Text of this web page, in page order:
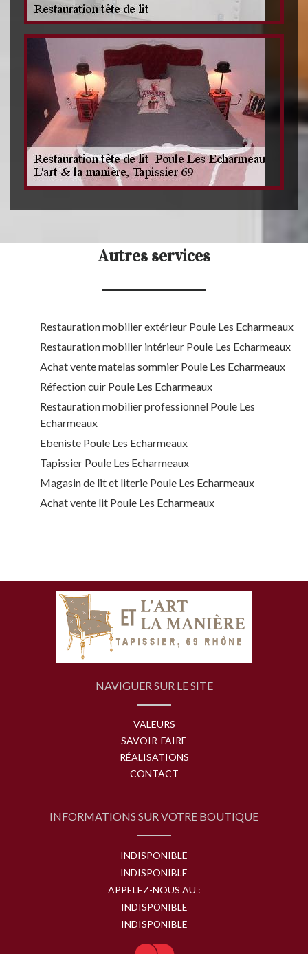
Autres services
Restauration mobilier extérieur Poule Les Echarmeaux
Restauration mobilier intérieur Poule Les Echarmeaux
Achat vente matelas sommier Poule Les Echarmeaux
Réfection cuir Poule Les Echarmeaux
Restauration mobilier professionnel Poule Les
Echarmeaux
Ebeniste Poule Les Echarmeaux
Tapissier Poule Les Echarmeaux
Magasin de lit et literie Poule Les Echarmeaux
Achat vente lit Poule Les Echarmeaux
NAVIGUER SUR LE SITE
VALEURS
SAVOIR-FAIRE
RÉALISATIONS
CONTACT
INFORMATIONS SUR VOTRE BOUTIQUE
INDISPONIBLE
INDISPONIBLE
APPELEZ-NOUS AU :
INDISPONIBLE
INDISPONIBLE